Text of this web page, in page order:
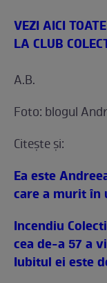
VEZI AICI
LA CLUB
A.B.
Foto: blogul
Citeşte şi:
Ea este
care a murit în
Incendiu
cea de-a 57 a
Iubitul ei este